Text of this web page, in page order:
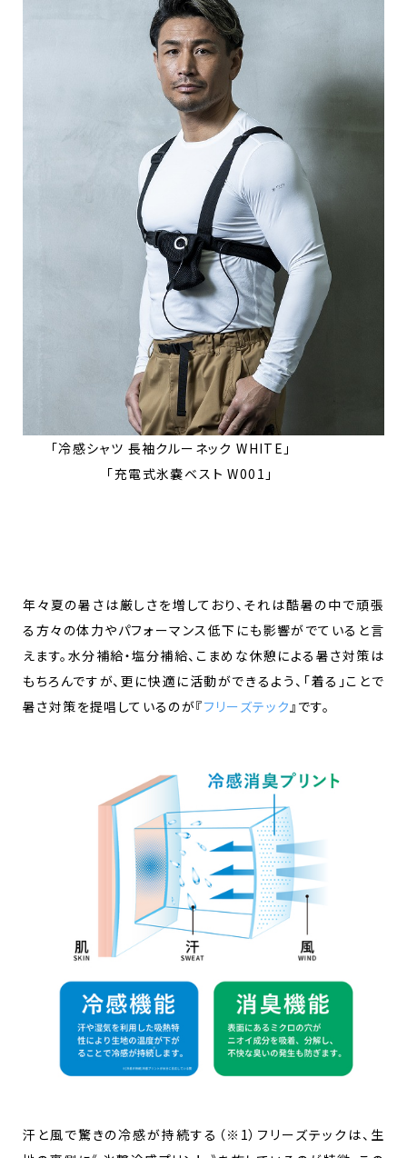
「冷感シャツ 長袖クルーネック WHITE」
「充電式氷嚢ベスト W001」
年々夏の暑さは厳しさを増しており、それは酷暑の中で頑張
る方々の体力やパフォーマンス低下にも影響がでていると言
えます。水分補給・塩分補給、こまめな休憩による暑さ対策は
もちろんですが、更に快適に活動ができるよう、「着る」ことで
暑さ対策を提唱しているのが『フリーズテック 』です。
汗と風で驚きの冷感が持続する（※1）フリーズテックは、生